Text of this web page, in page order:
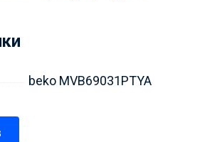
beko MVB69031PTYA